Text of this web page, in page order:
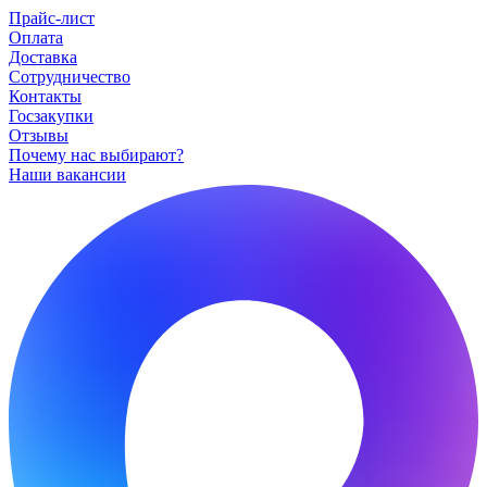
Прайс-лист
Оплата
Доставка
Сотрудничество
Контакты
Госзакупки
Отзывы
Почему нас выбирают?
Наши вакансии